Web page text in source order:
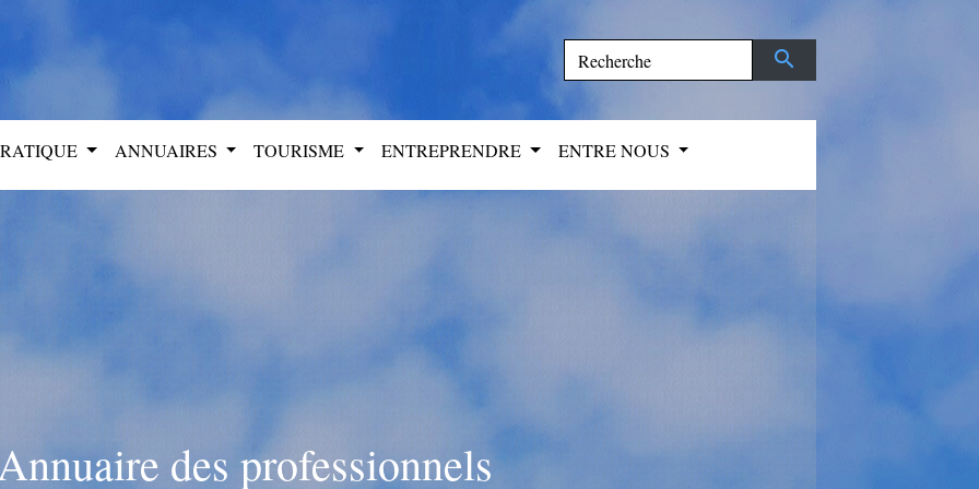
search
ANNUAIRES TOURISME ENTREPRENDRE ENTRE NOUS
des professionnels